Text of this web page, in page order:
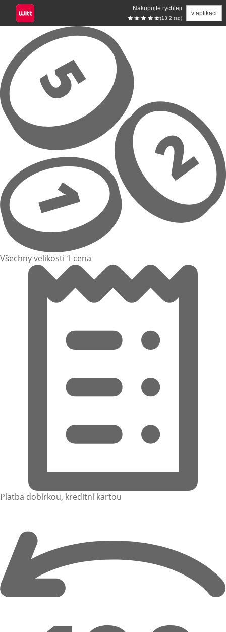
Nakupujte rychleji
(13.2 tsd)
v aplikaci
Přeskočit na hlavní obsah
Všechny velikosti 1 cena
Platba dobírkou, kreditní kartou